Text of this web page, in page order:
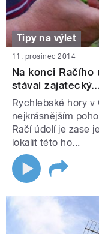
Tipy na výlet
11. prosinec 2014
Na konci Račího
stával
Rychlebské hory v
nejkrásnějším
Račí údolí je zase
lokalit této ho...